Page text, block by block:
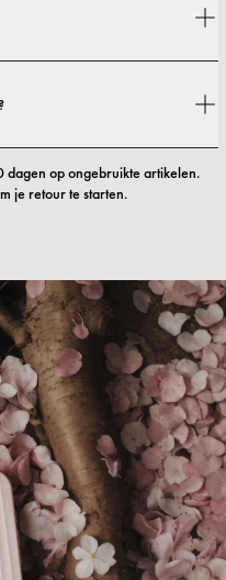
defecten vertoont in
op ongebruikte artikelen.
je retour te starten.